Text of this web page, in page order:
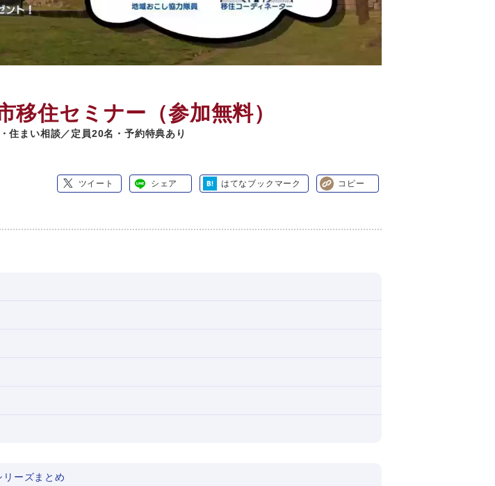
移住セミナー（参加無料）
住まい相談／定員20名・予約特典あり
ツイート シェア はてなブックマーク コピー
ーズまとめ